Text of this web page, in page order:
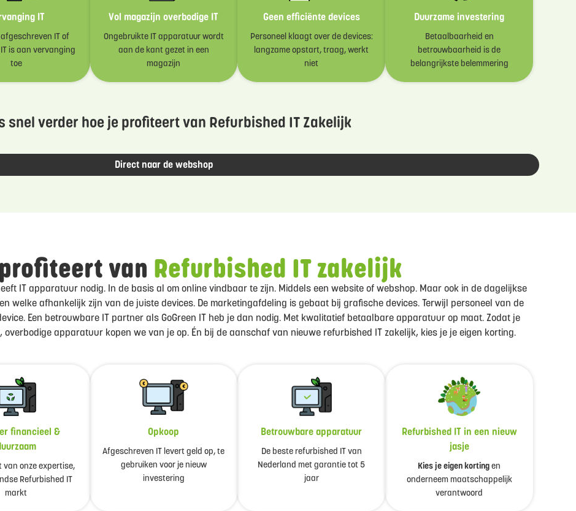
IT
IT of
is aan vervanging
toe
Vol magazijn overbodige IT
Ongebruikte IT apparatuur wordt
aan de kant gezet in een
magazijn
Geen efficiënte devices
Personeel klaagt over de devices:
langzame opstart, traag, werkt
niet
Duurzame investering
Betaalbaarheid en
betrouwbaarheid is de
belangrijkste belemmering
snel verder hoe je profiteert van Refurbished IT Zakelijk
Direct naar de webshop
van Refurbished IT zakelijk
IT apparatuur nodig. In de basis al om online vindbaar te zijn. Middels een website of webshop. Maar ook in de dagelijkse
welke afhankelijk zijn van de juiste devices. De marketingafdeling is gebaat bij grafische devices. Terwijl personeel van de
Een betrouwbare IT partner als GoGreen IT heb je dan nodig. Met kwalitatief betaalbare apparatuur op maat. Zodat je
apparatuur kopen we van je op. Én bij de aanschaf van nieuwe refurbished IT zakelijk, kies je je eigen korting.
financieel &
onze expertise,
Refurbished IT
markt
Opkoop
Afgeschreven IT levert geld op, te
gebruiken voor je nieuw
investering
Betrouwbare apparatuur
De beste refurbished IT van
Nederland met garantie tot 5
jaar
Refurbished IT in een nieuw
jasje
Kies je eigen kortingen
onderneem maatschappelijk
verantwoord